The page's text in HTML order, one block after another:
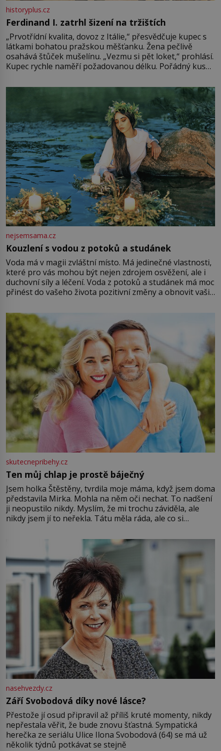
historyplus.cz
Ferdinand I. zatrhl šizení na tržištích
„Prvotřídní kvalita, dovoz z Itálie,“ přesvědčuje kupec s
látkami bohatou pražskou měšťanku. Žena pečlivě
osahává štůček mušelínu. „Vezmu si pět loket,“ prohlásí.
Kupec rychle naměří požadovanou délku. Pořádný kus
milostpaní. Stačí jenom na sukni,“ zhodnotí švadlena
množství růžového mušelínu. „Ošidili vás, podívejte.“
Vezme do ruky dřevěnou
nejsemsama.cz
Kouzlení s vodou z potoků a studánek
Voda má v magii zvláštní místo. Má jedinečné vlastnosti,
které pro vás mohou být nejen zdrojem osvěžení, ale i
duchovní síly a léčení. Voda z potoků a studánek má moc
přinést do vašeho života pozitivní změny a obnovit vaši
můžete obohatit své rituály a přinést do svého života
větší harmonii a klid. Je důležité
skutecnepribehy.cz
Ten můj chlap je prostě báječný
Jsem holka Štěstěny, tvrdila moje máma, když jsem doma
představila Mirka. Mohla na něm oči nechat. To nadšení
ji neopustilo nikdy. Myslím, že mi trochu záviděla, ale
nikdy jsem jí to neřekla. Tátu měla ráda, ale co si
Jsme spolu moc rádi Tehdy byla jiná doba, když
nasehvezdy.cz
Září Svobodová díky nové lásce?
Přestože jí osud připravil až příliš kruté momenty, nikdy
nepřestala věřit, že bude znovu šťastná. Sympatická
herečka ze seriálu Ulice Ilona Svobodová (64) se má už
několik týdnů potkávat se stejně